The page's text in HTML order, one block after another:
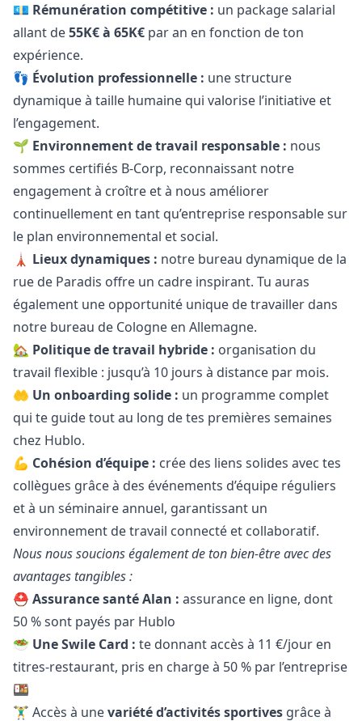
💶 Rémunération compétitive : un package salarial
allant de55K€ à 65K€ par an en fonction de ton
expérience.
👣 Évolution professionnelle : une structure
dynamique à taille humaine qui valorise l’initiative et
l’engagement.
🌱 Environnement de travail responsable : nous
sommes certifiés B-Corp, reconnaissant notre
engagement à croître et à nous améliorer
continuellement en tant qu’entreprise responsable sur
le plan environnemental et social.
🗼 Lieux dynamiques : notre bureau dynamique de la
rue de Paradis offre un cadre inspirant. Tu auras
également une opportunité unique de travailler dans
notre bureau de Cologne en Allemagne.
🏡 Politique de travail hybride : organisation du
travail flexible : jusqu’à 10 jours à distance par mois.
🤲 Un onboarding solide : un programme complet
qui te guide tout au long de tes premières semaines
chez Hublo.
💪 Cohésion d’équipe : crée des liens solides avec tes
collègues grâce à des événements d’équipe réguliers
et à un séminaire annuel, garantissant un
environnement de travail connecté et collaboratif.
Nous nous soucions également de ton bien-être avec des
avantages tangibles :
⛑️ Assurance santé Alan : assurance en ligne, dont
50 % sont payés par Hublo
🥗 Une Swile Card : te donnant accès à 11 €/jour en
titres-restaurant, pris en charge à 50 % par l’entreprise
🍱
🏋️‍♂️ Accès à unevariété d’activités sportives grâce à